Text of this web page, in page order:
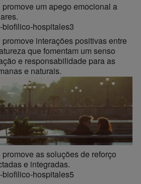
um apego emocional a
interações positivas entre
que fomentam um senso
e responsabilidade para as
e naturais.
as soluções de reforço
e integradas.